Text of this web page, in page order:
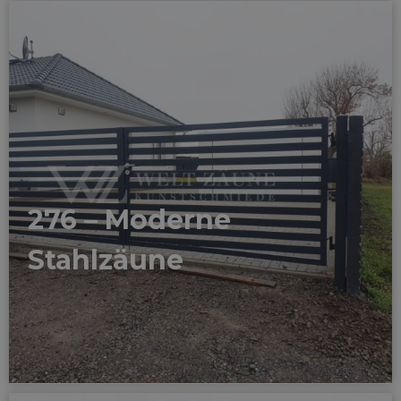
276 – Moderne
Stahlzäune